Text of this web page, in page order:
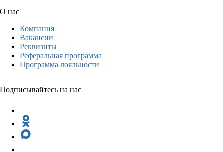
О нас
Компания
Вакансии
Реквизиты
Реферальная программа
Программа лояльности
Подписывайтесь на нас